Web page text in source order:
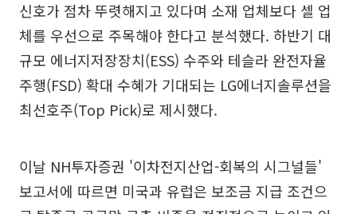
신호가 점차 뚜렷해지고 있다며 소재 업체보다 셀 업
체를 우선으로 주목해야 한다고 분석했다. 하반기 대
규모 에너지저장장치(ESS) 수주와 테슬라 완전자율
주행(FSD) 확대 수혜가 기대되는 LG에너지솔루션을
최선호주(Top Pick)로 제시했다.
이날 NH투자증권 '이차전지산업-회복의 시그널들'
보고서에 따르면 미국과 유럽은 보조금 지급 조건으